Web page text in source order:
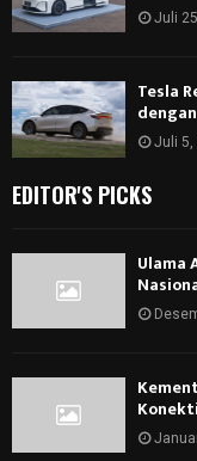
Juli
Tesla
Juli 5,
EDITOR'S PICKS
Ulama